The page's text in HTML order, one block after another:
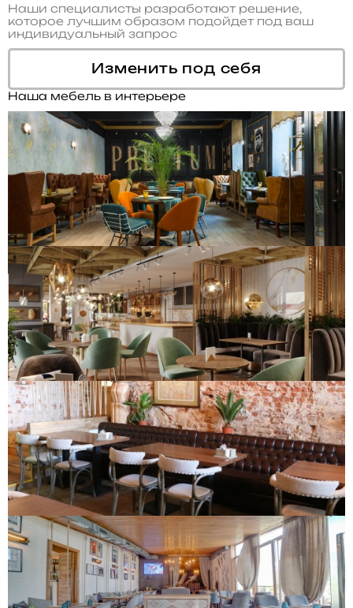
Наши специалисты разработают решение,
которое лучшим образом подойдет под ваш
индивидуальный запрос
Изменить под себя
Наша мебель в интерьере